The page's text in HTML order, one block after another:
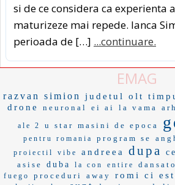
si de ce considera ca experienta
maturizeze mai repede. Ianca
perioada de […] ...continuare.
EMAG
razvan simion judetul olt
drone neuronal ei ai la vama
ale 2 u star masini de epoca
pentru romania
program se
proiectil
vibe andreea dupa
asise duba la con entire
fuego proceduri away romi ci